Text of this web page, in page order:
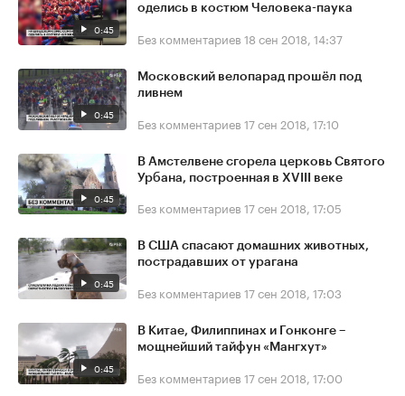
0:45
оделись в костюм Человека-паука
Без комментариев 18 сен 2018, 14:37
0:45
Московский велопарад прошёл под
ливнем
Без комментариев 17 сен 2018, 17:10
0:45
В Амстелвене сгорела церковь Святого
Урбана, построенная в XVIII веке
Без комментариев 17 сен 2018, 17:05
0:45
В США спасают домашних животных,
пострадавших от урагана
Без комментариев 17 сен 2018, 17:03
0:45
В Китае, Филиппинах и Гонконге –
мощнейший тайфун «Мангхут»
Без комментариев 17 сен 2018, 17:00